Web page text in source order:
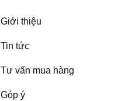
Giới thiệu
Tin tức
Tư vấn mua hàng
Góp ý